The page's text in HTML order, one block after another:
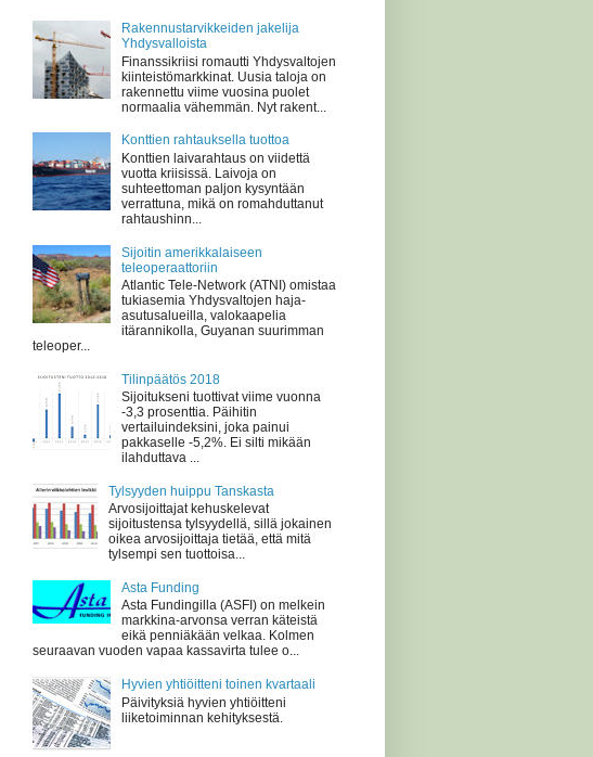
Rakennustarvikkeiden jakelija
Yhdysvalloista
Finanssikriisi romautti Yhdysvaltojen
kiinteistömarkkinat. Uusia taloja on
rakennettu viime vuosina puolet
normaalia vähemmän. Nyt rakent...
Konttien rahtauksella tuottoa
Konttien laivarahtaus on viidettä
vuotta kriisissä. Laivoja on
suhteettoman paljon kysyntään
verrattuna, mikä on romahduttanut
rahtaushinn...
Sijoitin amerikkalaiseen
teleoperaattoriin
Atlantic Tele-Network (ATNI) omistaa
tukiasemia Yhdysvaltojen haja-
asutusalueilla, valokaapelia
itärannikolla, Guyanan suurimman
teleoper...
Tilinpäätös 2018
Sijoitukseni tuottivat viime vuonna
-3,3 prosenttia. Päihitin
vertailuindeksini, joka painui
pakkaselle -5,2%. Ei silti mikään
ilahduttava ...
Tylsyyden huippu Tanskasta
Arvosijoittajat kehuskelevat
sijoitustensa tylsyydellä, sillä jokainen
oikea arvosijoittaja tietää, että mitä
tylsempi sen tuottoisa...
Asta Funding
Asta Fundingilla (ASFI) on melkein
markkina-arvonsa verran käteistä
eikä penniäkään velkaa. Kolmen
seuraavan vuoden vapaa kassavirta tulee o...
Hyvien yhtiöitteni toinen kvartaali
Päivityksiä hyvien yhtiöitteni
liiketoiminnan kehityksestä.